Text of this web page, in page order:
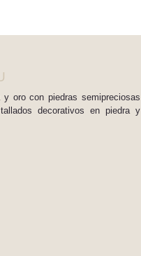
oro con piedras semipreciosas
decorativos en piedra y